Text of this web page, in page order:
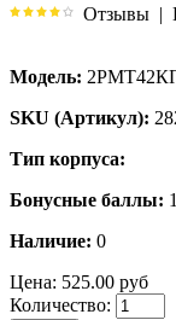
Отзывы |
Модель:
SKU (Артикул):
Тип корпуса:
Бонусные баллы: 1
Наличие: 0
Цена: 525.00 руб
Количество: